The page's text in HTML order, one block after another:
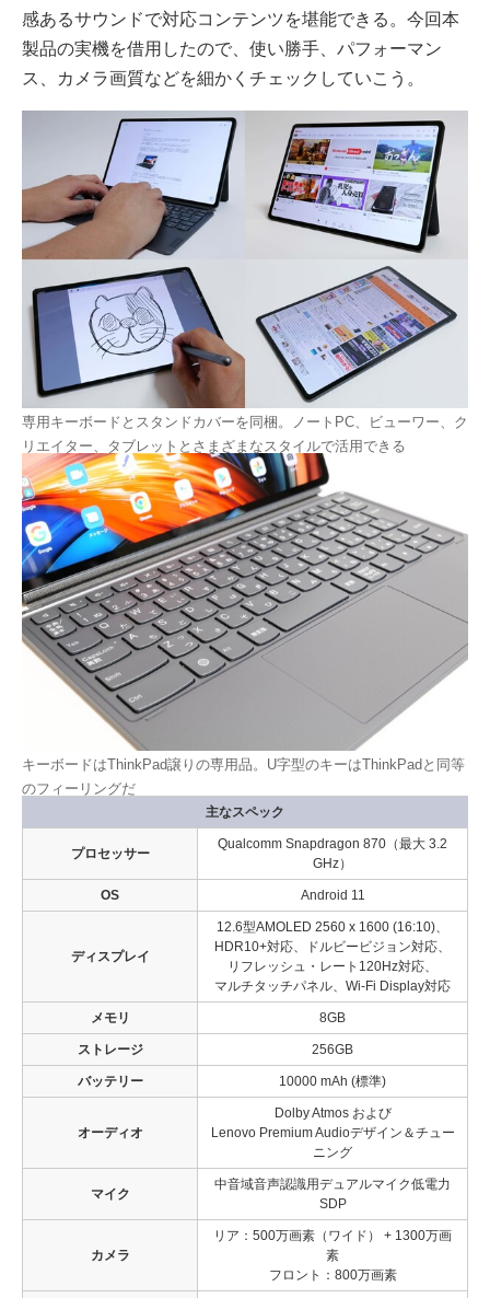
感あるサウンドで対応コンテンツを堪能できる。今回本
製品の実機を借用したので、使い勝手、パフォーマン
ス、カメラ画質などを細かくチェックしていこう。
専用キーボードとスタンドカバーを同梱。ノートPC、ビューワー、ク
リエイター、タブレットとさまざまなスタイルで活用できる
キーボードはThinkPad譲りの専用品。U字型のキーはThinkPadと同等
のフィーリングだ
主なスペック
プロセッサー
Qualcomm Snapdragon 870（最大 3.2
GHz）
OS Android 11
ディスプレイ
12.6型AMOLED 2560 x 1600 (16:10)、
HDR10+対応、ドルビービジョン対応、
リフレッシュ・レート120Hz対応、
マルチタッチパネル、Wi-Fi Display対応
メモリ 8GB
ストレージ 256GB
バッテリー 10000 mAh (標準)
オーディオ
Dolby Atmos および
Lenovo Premium Audioデザイン＆チュー
ニング
マイク
中音域音声認識用デュアルマイク低電力
SDP
カメラ
リア：500万画素（ワイド） + 1300万画
素
フロント：800万画素